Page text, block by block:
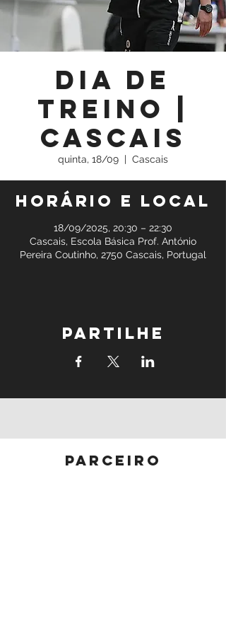
Dia de
Treino |
Cascais
quinta, 18/09
  |
Cascais
Horário e local
18/09/2025, 20:30 – 22:30
Cascais, Escola Básica Prof. António
Pereira Coutinho, 2750 Cascais, Portugal
Partilhe
parceiro